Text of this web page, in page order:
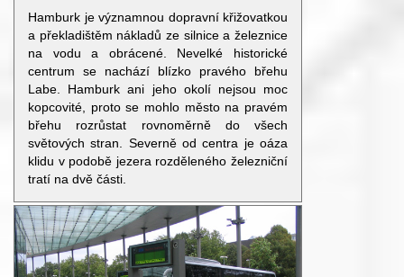
Hamburk je významnou dopravní křižovatkou
a překladištěm nákladů ze silnice a železnice
na vodu a obrácené. Nevelké historické
centrum se nachází blízko pravého břehu
Labe. Hamburk ani jeho okolí nejsou moc
kopcovité, proto se mohlo město na pravém
břehu rozrůstat rovnoměrně do všech
světových stran. Severně od centra je oáza
klidu v podobě jezera rozděleného železniční
tratí na dvě části.